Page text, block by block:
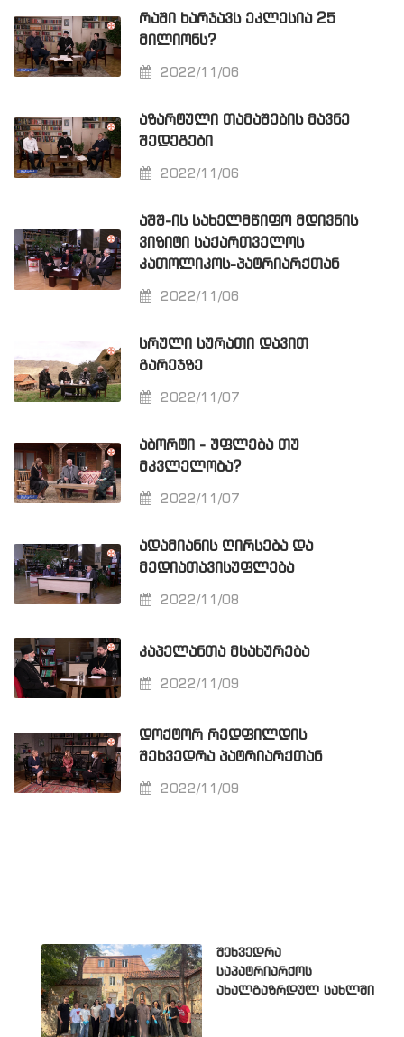
ᲠᲐᲨᲘ ᲮᲐᲠᲯᲐᲕᲡ ᲔᲙᲚᲔᲡᲘᲐ 25
ᲛᲘᲚᲘᲝᲜᲡ?
2022/11/06
ᲐᲖᲐᲠᲢᲣᲚᲘ ᲗᲐᲛᲐᲨᲔᲑᲘᲡ ᲛᲐᲕᲜᲔ
ᲨᲔᲓᲔᲒᲔᲑᲘ
2022/11/06
ᲐᲨᲨ-ᲘᲡ ᲡᲐᲮᲔᲚᲛᲬᲘᲤᲝ ᲛᲓᲘᲕᲜᲘᲡ
ᲕᲘᲖᲘᲢᲘ ᲡᲐᲥᲐᲠᲗᲕᲔᲚᲝᲡ
ᲙᲐᲗᲝᲚᲘᲙᲝᲡ-ᲞᲐᲢᲠᲘᲐᲠᲥᲗᲐᲜ
2022/11/06
ᲡᲠᲣᲚᲘ ᲡᲣᲠᲐᲗᲘ ᲓᲐᲕᲘᲗ
ᲒᲐᲠᲔᲯᲖᲔ
2022/11/07
ᲐᲑᲝᲠᲢᲘ - ᲣᲤᲚᲔᲑᲐ ᲗᲣ
ᲛᲙᲕᲚᲔᲚᲝᲑᲐ?
2022/11/07
ᲐᲓᲐᲛᲘᲐᲜᲘᲡ ᲦᲘᲠᲡᲔᲑᲐ ᲓᲐ
ᲛᲔᲓᲘᲐᲗᲐᲕᲘᲡᲣᲤᲚᲔᲑᲐ
2022/11/08
ᲙᲐᲞᲔᲚᲐᲜᲗᲐ ᲛᲡᲐᲮᲣᲠᲔᲑᲐ
2022/11/09
ᲓᲝᲥᲢᲝᲠ ᲠᲔᲓᲤᲘᲚᲓᲘᲡ
ᲨᲔᲮᲕᲔᲓᲠᲐ ᲞᲐᲢᲠᲘᲐᲠᲥᲗᲐᲜ
2022/11/09
შეხვედრა
საპატრიარქოს
ახალგაზრდულ სახლში